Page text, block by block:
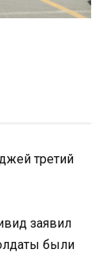
третий
заявил
были